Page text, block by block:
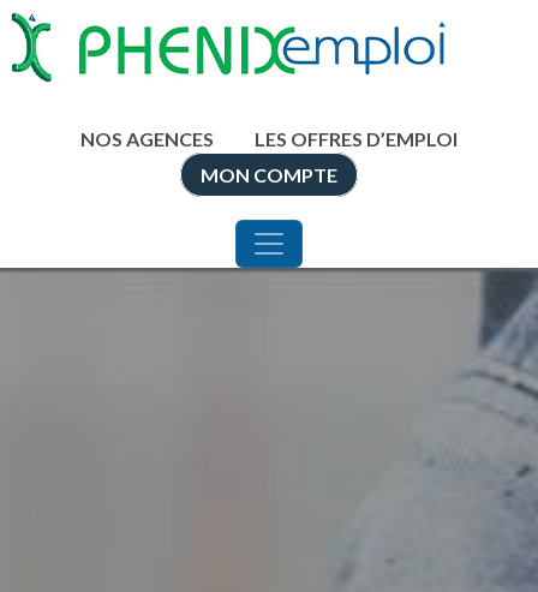
Aller au contenu
NAVIGATION PRINCIPALE
NOS AGENCES
LES OFFRES D’EMPLOI
MON COMPTE